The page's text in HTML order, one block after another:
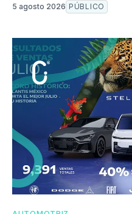
5 agosto 2026 PÚBLICO